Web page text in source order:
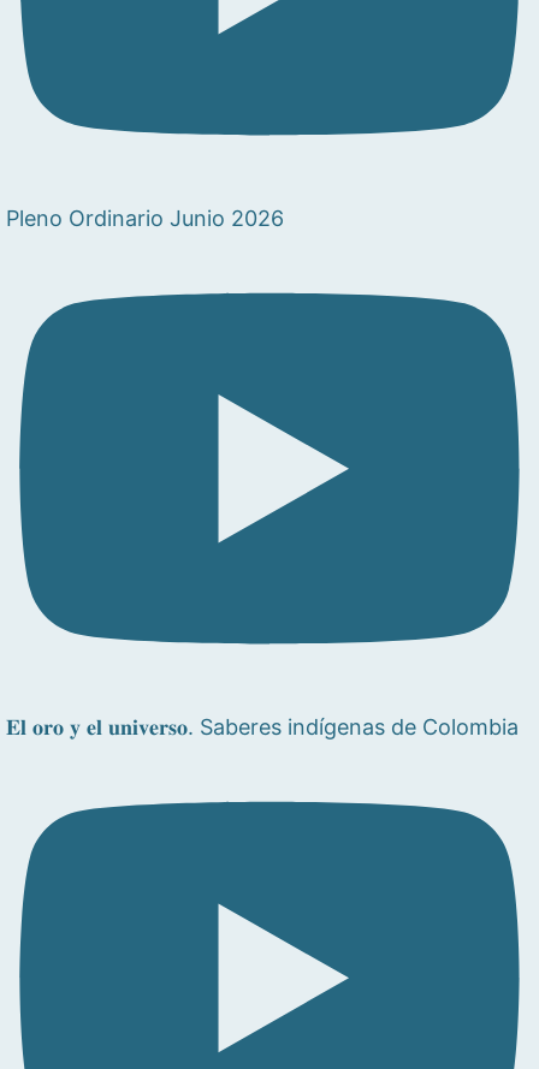
Pleno Ordinario Junio 2026
𝐄𝐥 𝐨𝐫𝐨 𝐲 𝐞𝐥 𝐮𝐧𝐢𝐯𝐞𝐫𝐬𝐨. Saberes indígenas de Colombia